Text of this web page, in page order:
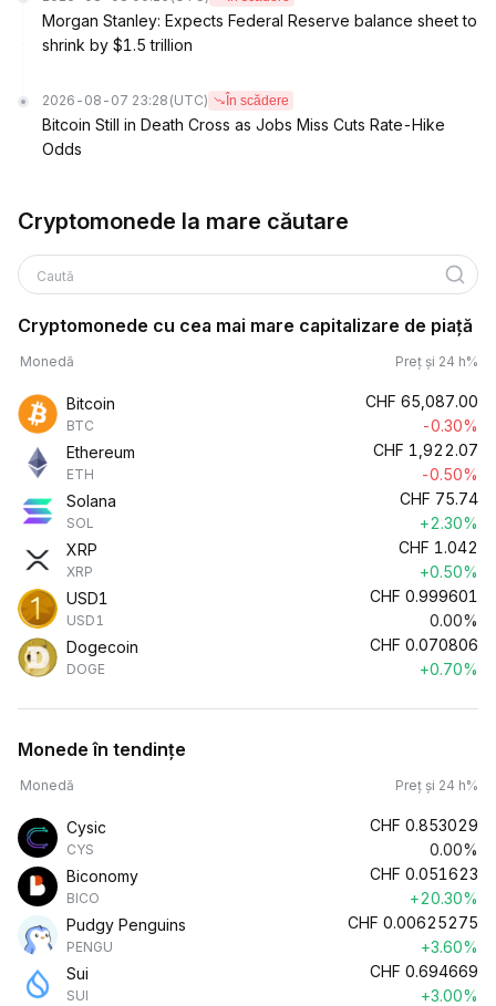
Morgan Stanley: Expects Federal Reserve balance sheet to
shrink by $1.5 trillion
2026-08-07 23:28 (UTC) În scădere
Bitcoin Still in Death Cross as Jobs Miss Cuts Rate-Hike
Odds
Cryptomonede la mare căutare
Caută
Cryptomonede cu cea mai mare capitalizare de piață
Monedă Preț și 24 h%
Bitcoin
BTC
CHF 65,087.00
-0.30%
Ethereum
ETH
CHF 1,922.07
-0.50%
Solana
SOL
CHF 75.74
+2.30%
XRP
XRP
CHF 1.042
+0.50%
USD1
USD1
CHF 0.999601
0.00%
Dogecoin
DOGE
CHF 0.070806
+0.70%
Monede în tendințe
Monedă Preț și 24 h%
Cysic
CYS
CHF 0.853029
0.00%
Biconomy
BICO
CHF 0.051623
+20.30%
Pudgy Penguins
PENGU
CHF 0.00625275
+3.60%
Sui
SUI
CHF 0.694669
+3.00%